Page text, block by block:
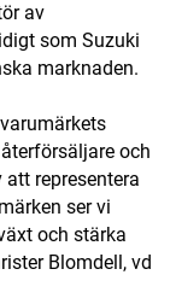
av
som Suzuki
marknaden.
och
representera
ser vi
och stärka
Blomdell, vd